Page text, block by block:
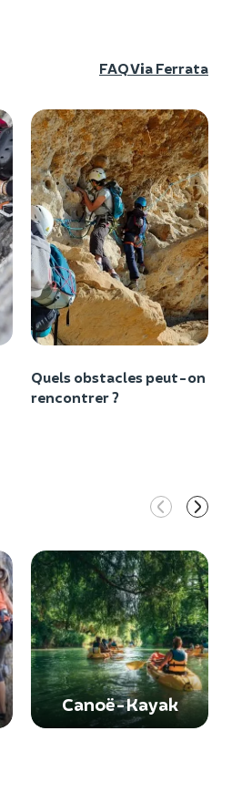
FAQ Via Ferrata
Quels obstacles peut-on
rencontrer ?
Canoë-Kayak